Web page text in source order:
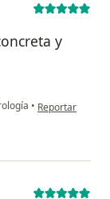
y
• en opinión del
Reportar